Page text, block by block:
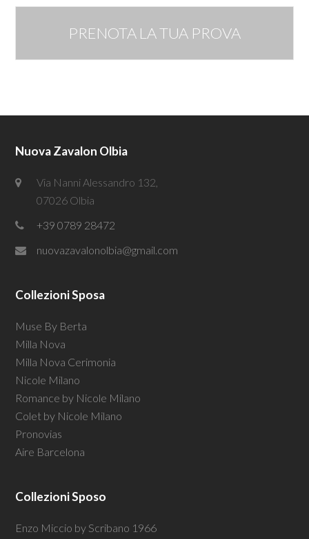
PRENOTA LA TUA PROVA
Nuova Zavalon Olbia
Via Nanni Alessandro 132,
07026 Olbia
+39 0789 28472
nuovazavalonolbia@gmail.com
Collezioni Sposa
Muse By Berta
Milla Nova
Milla Nova Cerimonia
Nicole Milano
Romance by Nicole Milano
Colet by Nicole Milano
Pronovias
Aire Barcelona
Collezioni Sposo
Enzo Miccio by Scribano 1966